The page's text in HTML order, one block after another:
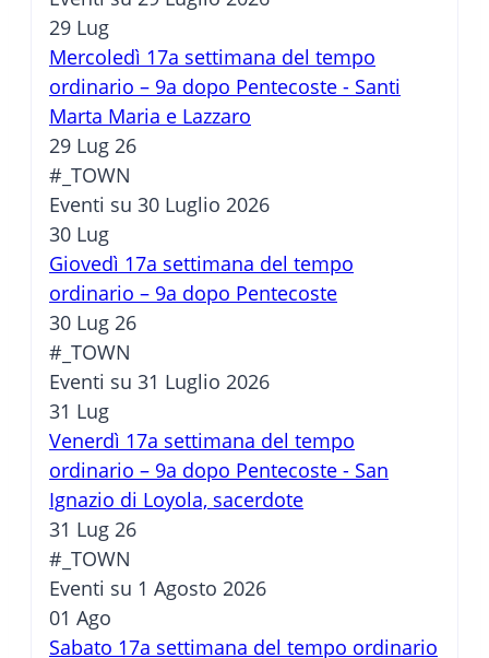
29 Lug
Mercoledì 17a settimana del tempo
ordinario – 9a dopo Pentecoste - Santi
Marta Maria e Lazzaro
29 Lug 26
#_TOWN
Eventi su 30 Luglio 2026
30 Lug
Giovedì 17a settimana del tempo
ordinario – 9a dopo Pentecoste
30 Lug 26
#_TOWN
Eventi su 31 Luglio 2026
31 Lug
Venerdì 17a settimana del tempo
ordinario – 9a dopo Pentecoste - San
Ignazio di Loyola, sacerdote
31 Lug 26
#_TOWN
Eventi su 1 Agosto 2026
01 Ago
Sabato 17a settimana del tempo ordinario